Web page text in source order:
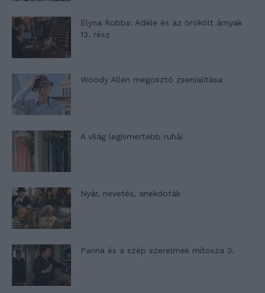
Elyna Robbs: Adéle és az örökölt árnyak
13. rész
Woody Allen megosztó zsenialitása
A világ legismertebb ruhái
Nyár, nevetés, anekdoták
Panna és a szép szerelmek mítosza 3.